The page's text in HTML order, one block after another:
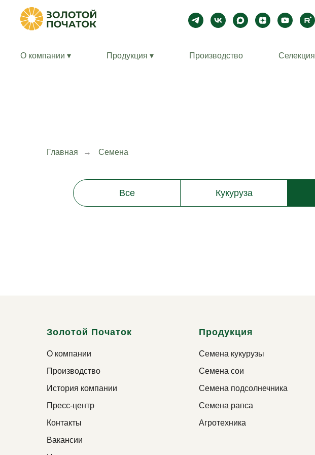
О компании ▾ Продукция ▾ Производство Селекция
Главная → Семена
Все Кукуруза
Золотой Початок
О компании
Производство
История компании
Пресс-центр
Контакты
Вакансии
Продукция
Семена кукурузы
Семена сои
Семена подсолнечника
Семена рапса
Агротехника